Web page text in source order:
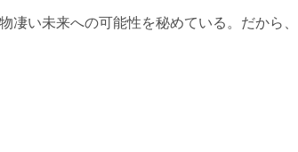
凄い未来への可能性を秘めている。だから